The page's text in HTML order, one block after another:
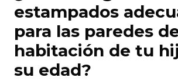
estampados
para las paredes
habitación de tu
su edad?